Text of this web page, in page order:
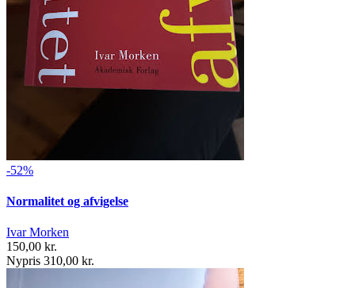
-52%
Normalitet og afvigelse
Ivar Morken
150,00 kr.
Nypris 310,00 kr.